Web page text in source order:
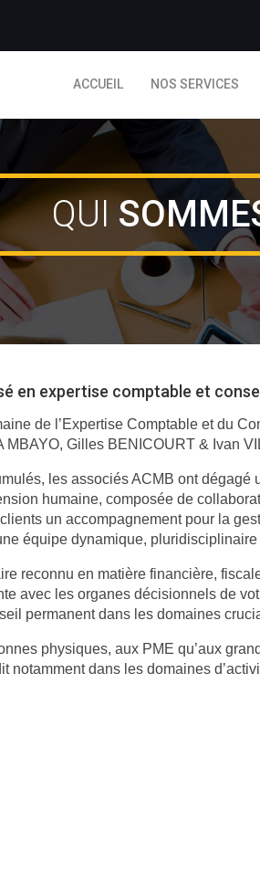
ACCUEIL NOS SERVICES
QUI
en expertise comptable et
de l’Expertise Comptable et du
MBAYO, Gilles BENICOURT & Ivan
les associés ACMB ont dégagé
humaine, composée de
un accompagnement pour la
équipe dynamique,
reconnu en matière financière,
avec les organes décisionnels de
permanent dans les domaines
physiques, aux PME qu’aux
notamment dans les domaines